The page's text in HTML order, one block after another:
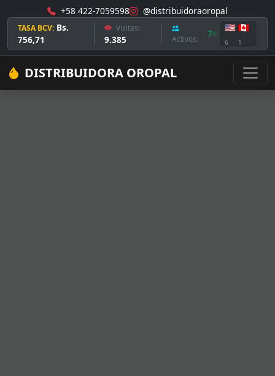
+58 422-7059598 @distribuidoraoropal
TASA BCV: Bs.
756,71
Visitas:
9.385 Activos: 7
🇺🇸
6
🇨🇦
1
DISTRIBUIDORA OROPAL